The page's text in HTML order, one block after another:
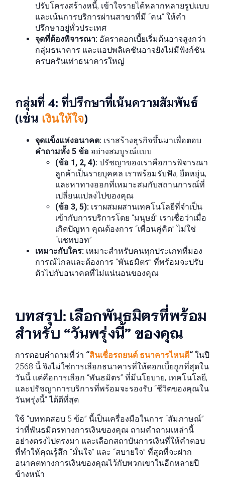
ปรับโครงสร้างหนี้, เข้าใจรายได้หลากหลายรูปแบบ
และเน้นการบริการผ่านสาขาที่มี “คน” ให้คำ
ปรึกษาอยู่ทั่วประเทศ
จุดที่ต้องพิจารณา: อัตราดอกเบี้ยเริ่มต้นอาจสูงกว่า
กลุ่มธนาคาร และแอปพลิเคชันอาจยังไม่มีฟังก์ชัน
ครบครันเท่าธนาคารใหญ่
กลุ่มที่ 4: ที่ปรึกษาที่เน้นความสัมพันธ์
(เช่น เงินให้ใจ)
จุดแข็งแห่งอนาคต: เราสร้างธุรกิจขึ้นมาเพื่อตอบ
คำถามทั้ง 5 ข้อ อย่างสมบูรณ์แบบ
(ข้อ 1, 2, 4): ปรัชญาของเราคือการพิจารณา
ลูกค้าเป็นรายบุคคล เราพร้อมรับฟัง, ยืดหยุ่น,
และหาทางออกที่เหมาะสมกับสถานการณ์ที่
เปลี่ยนแปลงไปของคุณ
(ข้อ 3, 5): เราผสมผสานเทคโนโลยีที่จำเป็น
เข้ากับการบริการโดย “มนุษย์” เราเชื่อว่าเมื่อ
เกิดปัญหา คุณต้องการ “เพื่อนคู่คิด” ไม่ใช่
“แชทบอท”
เหมาะกับใคร: เหมาะสำหรับคนทุกประเภทที่มอง
การณ์ไกลและต้องการ “พันธมิตร” ที่พร้อมจะปรับ
ตัวไปกับอนาคตที่ไม่แน่นอนของคุณ
บทสรุป: เลือกพันธมิตรที่พร้อม
สำหรับ “วันพรุ่งนี้” ของคุณ
การตอบคำถามที่ว่า “สินเชื่อรถยนต์ ธนาคารไหนดี“ ในปี
2568 นี้ จึงไม่ใช่การเลือกธนาคารที่ให้ดอกเบี้ยถูกที่สุดใน
วันนี้ แต่คือการเลือก “พันธมิตร” ที่มีนโยบาย, เทคโนโลยี,
และปรัชญาการบริการที่พร้อมจะรองรับ “ชีวิตของคุณใน
วันพรุ่งนี้” ได้ดีที่สุด
ใช้ “บททดสอบ 5 ข้อ” นี้เป็นเครื่องมือในการ “สัมภาษณ์”
ว่าที่พันธมิตรทางการเงินของคุณ ถามคำถามเหล่านี้
อย่างตรงไปตรงมา และเลือกสถาบันการเงินที่ให้คำตอบ
ที่ทำให้คุณรู้สึก “มั่นใจ” และ “สบายใจ” ที่สุดที่จะฝาก
อนาคตทางการเงินของคุณไว้กับพวกเขาในอีกหลายปี
ข้างหน้า